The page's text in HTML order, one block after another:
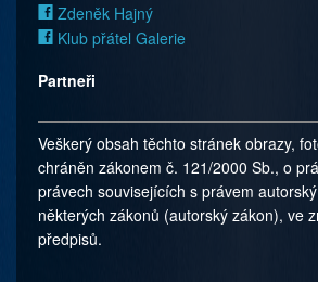
Zdeněk Hajný
Klub přátel Galerie
Partneři
Veškerý obsah těchto stránek obrazy,
chráněn zákonem č. 121/2000 Sb., o
právech souvisejících s právem
některých zákonů (autorský zákon), ve
předpisů.